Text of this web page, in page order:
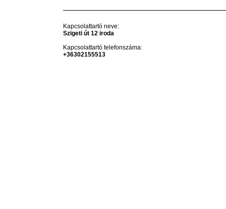
Kapcsolattartó neve:
Szigeti út 12 iroda
Kapcsolattartó telefonszáma:
+36302155513